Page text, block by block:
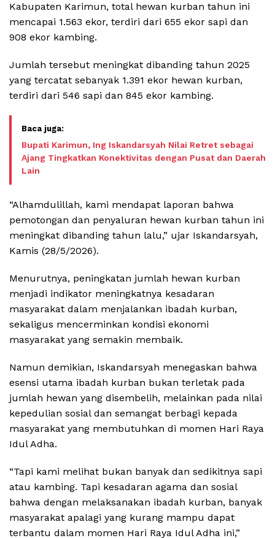
Kabupaten Karimun, total hewan kurban tahun ini
mencapai 1.563 ekor, terdiri dari 655 ekor sapi dan
908 ekor kambing.
Jumlah tersebut meningkat dibanding tahun 2025
yang tercatat sebanyak 1.391 ekor hewan kurban,
terdiri dari 546 sapi dan 845 ekor kambing.
Bupati Karimun, Ing Iskandarsyah Nilai Retret sebagai
Ajang Tingkatkan Konektivitas dengan Pusat dan Daerah
Lain
“Alhamdulillah, kami mendapat laporan bahwa
pemotongan dan penyaluran hewan kurban tahun ini
meningkat dibanding tahun lalu,” ujar Iskandarsyah,
Kamis (28/5/2026).
Menurutnya, peningkatan jumlah hewan kurban
menjadi indikator meningkatnya kesadaran
masyarakat dalam menjalankan ibadah kurban,
sekaligus mencerminkan kondisi ekonomi
masyarakat yang semakin membaik.
Namun demikian, Iskandarsyah menegaskan bahwa
esensi utama ibadah kurban bukan terletak pada
jumlah hewan yang disembelih, melainkan pada nilai
kepedulian sosial dan semangat berbagi kepada
masyarakat yang membutuhkan di momen Hari Raya
Idul Adha.
“Tapi kami melihat bukan banyak dan sedikitnya sapi
atau kambing. Tapi kesadaran agama dan sosial
bahwa dengan melaksanakan ibadah kurban, banyak
masyarakat apalagi yang kurang mampu dapat
terbantu dalam momen Hari Raya Idul Adha ini,”